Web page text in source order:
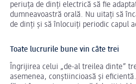
periuța de dinți electrică să fie
dumneavoastră orală. Nu uitați să
de dinți și să înlocuiți periodic capul
Toate lucrurile bune vin câte trei
Îngrijirea celui „de-al treilea dinte”
asemenea, conștiincioasă și